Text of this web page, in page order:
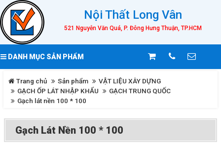
Nội Thất Long Vân
521 Nguyễn Văn Quá, P. Đông Hưng Thuận, TP.HCM
DANH MỤC SẢN PHẨM
Trang chủ Sản phẩm
VẬT LIỆU XÂY DỰNG
GẠCH ỐP LÁT NHẬP KHẨU
GẠCH TRUNG QUỐC
Gạch lát nền 100 * 100
Gạch Lát Nền 100 * 100